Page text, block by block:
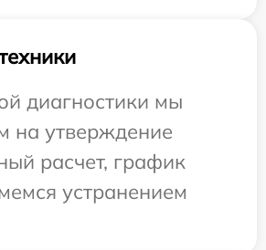
диагностики мы
на утверждение
расчет, график
устранением